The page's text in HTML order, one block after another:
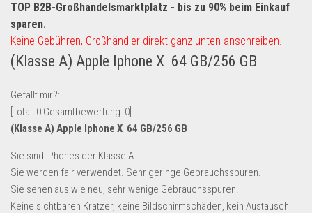
Handy und Smartphone
Kosmetik & Pflege
Lebensmittel & Getränke
Multimedia & Elektro
Münzen
Spielzeug & Games
Schuhe & Accessoires
Sport & Freizeit
Uhren & Schmuck
TOP B2B-Großhandelsmarktplatz - bis zu 90% beim Einkauf
sparen.
Keine Gebühren, Großhändler direkt ganz unten anschreiben.
(Klasse A) Apple Iphone X 64 GB/256 GB
Gefällt mir?:
[Total: 0 Gesamtbewertung: 0
(Klasse A) Apple Iphone X 64 GB/256 GB
Sie sind iPhones der Klasse A.
Sie werden fair verwendet. Sehr geringe Gebrauchsspuren.
Sie sehen aus wie neu, sehr wenige Gebrauchsspuren.
Keine sichtbaren Kratzer, keine Bildschirmschäden, kein Austausch